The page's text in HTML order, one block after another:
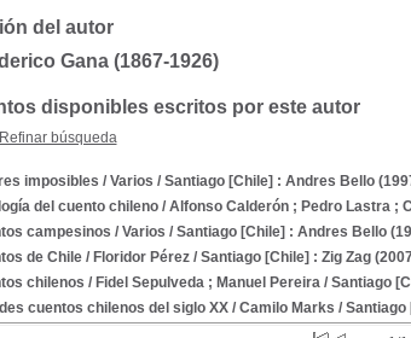
del autor
Gana (1867-1926)
disponibles escritos por este autor
Refinar búsqueda
imposibles / Varios / Santiago [Chile] : Andres Bello
del cuento chileno/ Alfonso Calderón ; Pedro Lastra ;
campesinos / Varios / Santiago [Chile] : Andres Bello
de Chile/ Floridor Pérez/ Santiago [Chile] : Zig Zag
chilenos / Fidel Sepulveda ; Manuel Pereira/ Santiago
cuentos chilenos del siglo XX/ Camilo Marks / Santiago